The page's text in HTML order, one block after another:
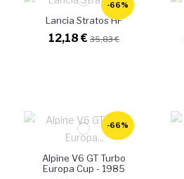
-66%
Lancia Stratos HF
12,18 € 35,83 €
-66%
Alpine V6 GT Turbo
Europa Cup - 1985